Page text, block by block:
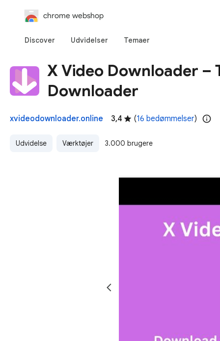
chrome webshop
Discover Udvidelser Temaer
X Video Downloader –
Downloader
xvideodownloader.online 3,4 (16 bedømmelser)
Udvidelse Værktøjer 3.000 brugere